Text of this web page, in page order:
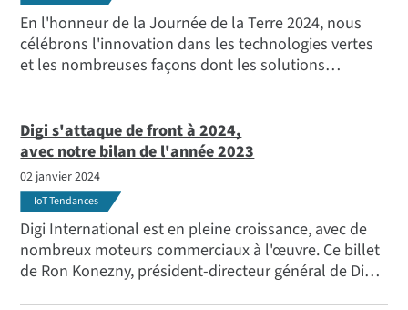
En l'honneur de la Journée de la Terre 2024, nous
célébrons l'innovation dans les technologies vertes
et les nombreuses façons dont les solutions
améliorent notre capacité à surveiller, gérer et
atténuer notre impact.
Digi s'attaque de front à 2024,
avec notre bilan de l'année 2023
02 janvier 2024
IoT Tendances
Digi International est en pleine croissance, avec de
nombreux moteurs commerciaux à l'œuvre. Ce billet
de Ron Konezny, président-directeur général de Digi,